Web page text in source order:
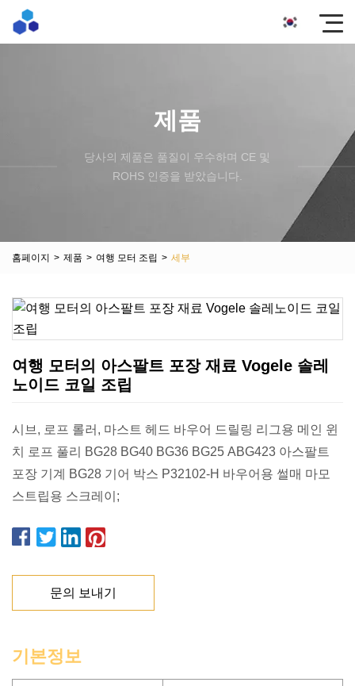
제품
당사의 제품은 품질이 우수하며 CE 및
ROHS 인증을 받았습니다.
홈페이지 > 제품 > 여행 모터 조립 > 세부
여행 모터의 아스팔트 포장 재료 Vogele 솔레
노이드 코일 조립
시브, 로프 롤러, 마스트 헤드 바우어 드릴링 리그용 메인 윈
치 로프 풀리 BG28 BG40 BG36 BG25 ABG423 아스팔트
포장 기계 BG28 기어 박스 P32102-H 바우어용 썰매 마모
스트립용 스크레이;
문의 보내기
기본정보